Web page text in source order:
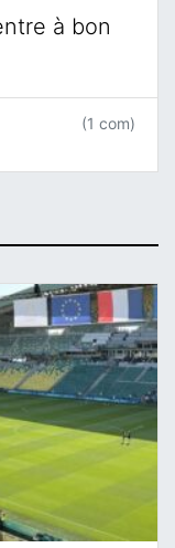
à bon
(1 com)